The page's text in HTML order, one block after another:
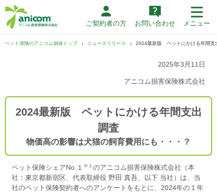
ご契約者の方 お問い合わせ メニュー
ペット保険のアニコム損保トップ ニュースリリース 2024最新版 ペットにかける年間支
2025年3月11日
アニコム損害保険株式会社
2024最新版 ペットにかける年間支出
調査
物価高の影響は犬猫の飼育費用にも・・・？
ペット保険シェアNo.１ ※１ のアニコム損害保険株式会社（本
社：東京都新宿区、代表取締役 野田 真吾、以下 当社）は、当
社のペット保険契約者へのアンケートをもとに、2024年の１年